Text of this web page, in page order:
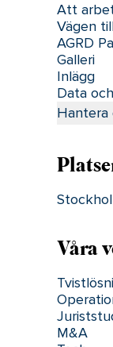
Att
Vägen
AGRD
Galleri
Inlägg
Data
Hantera
Våra
M&A